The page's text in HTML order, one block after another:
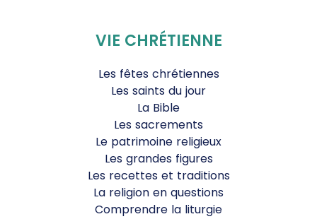
VIE CHRÉTIENNE
Les fêtes chrétiennes
Les saints du jour
La Bible
Les sacrements
Le patrimoine religieux
Les grandes figures
Les recettes et traditions
La religion en questions
Comprendre la liturgie